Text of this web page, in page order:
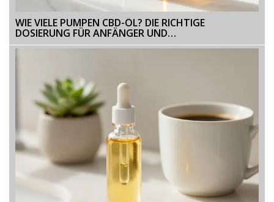
WIE VIELE PUMPEN CBD-ÖL? DIE RICHTIGE
DOSIERUNG FÜR ANFÄNGER UND
FORTGESCHRITTENE